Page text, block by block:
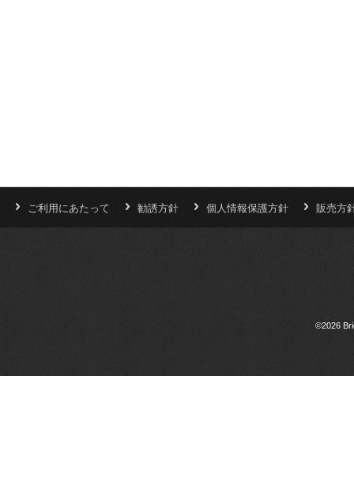
ご利用にあたって 勧誘方針 個人情報保護方針 販売方
©2026